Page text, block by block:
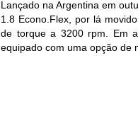
Lançado na Argentina em
1.8 Econo.Flex, por lá
de torque a 3200 rpm. Em
equipado com uma opção de